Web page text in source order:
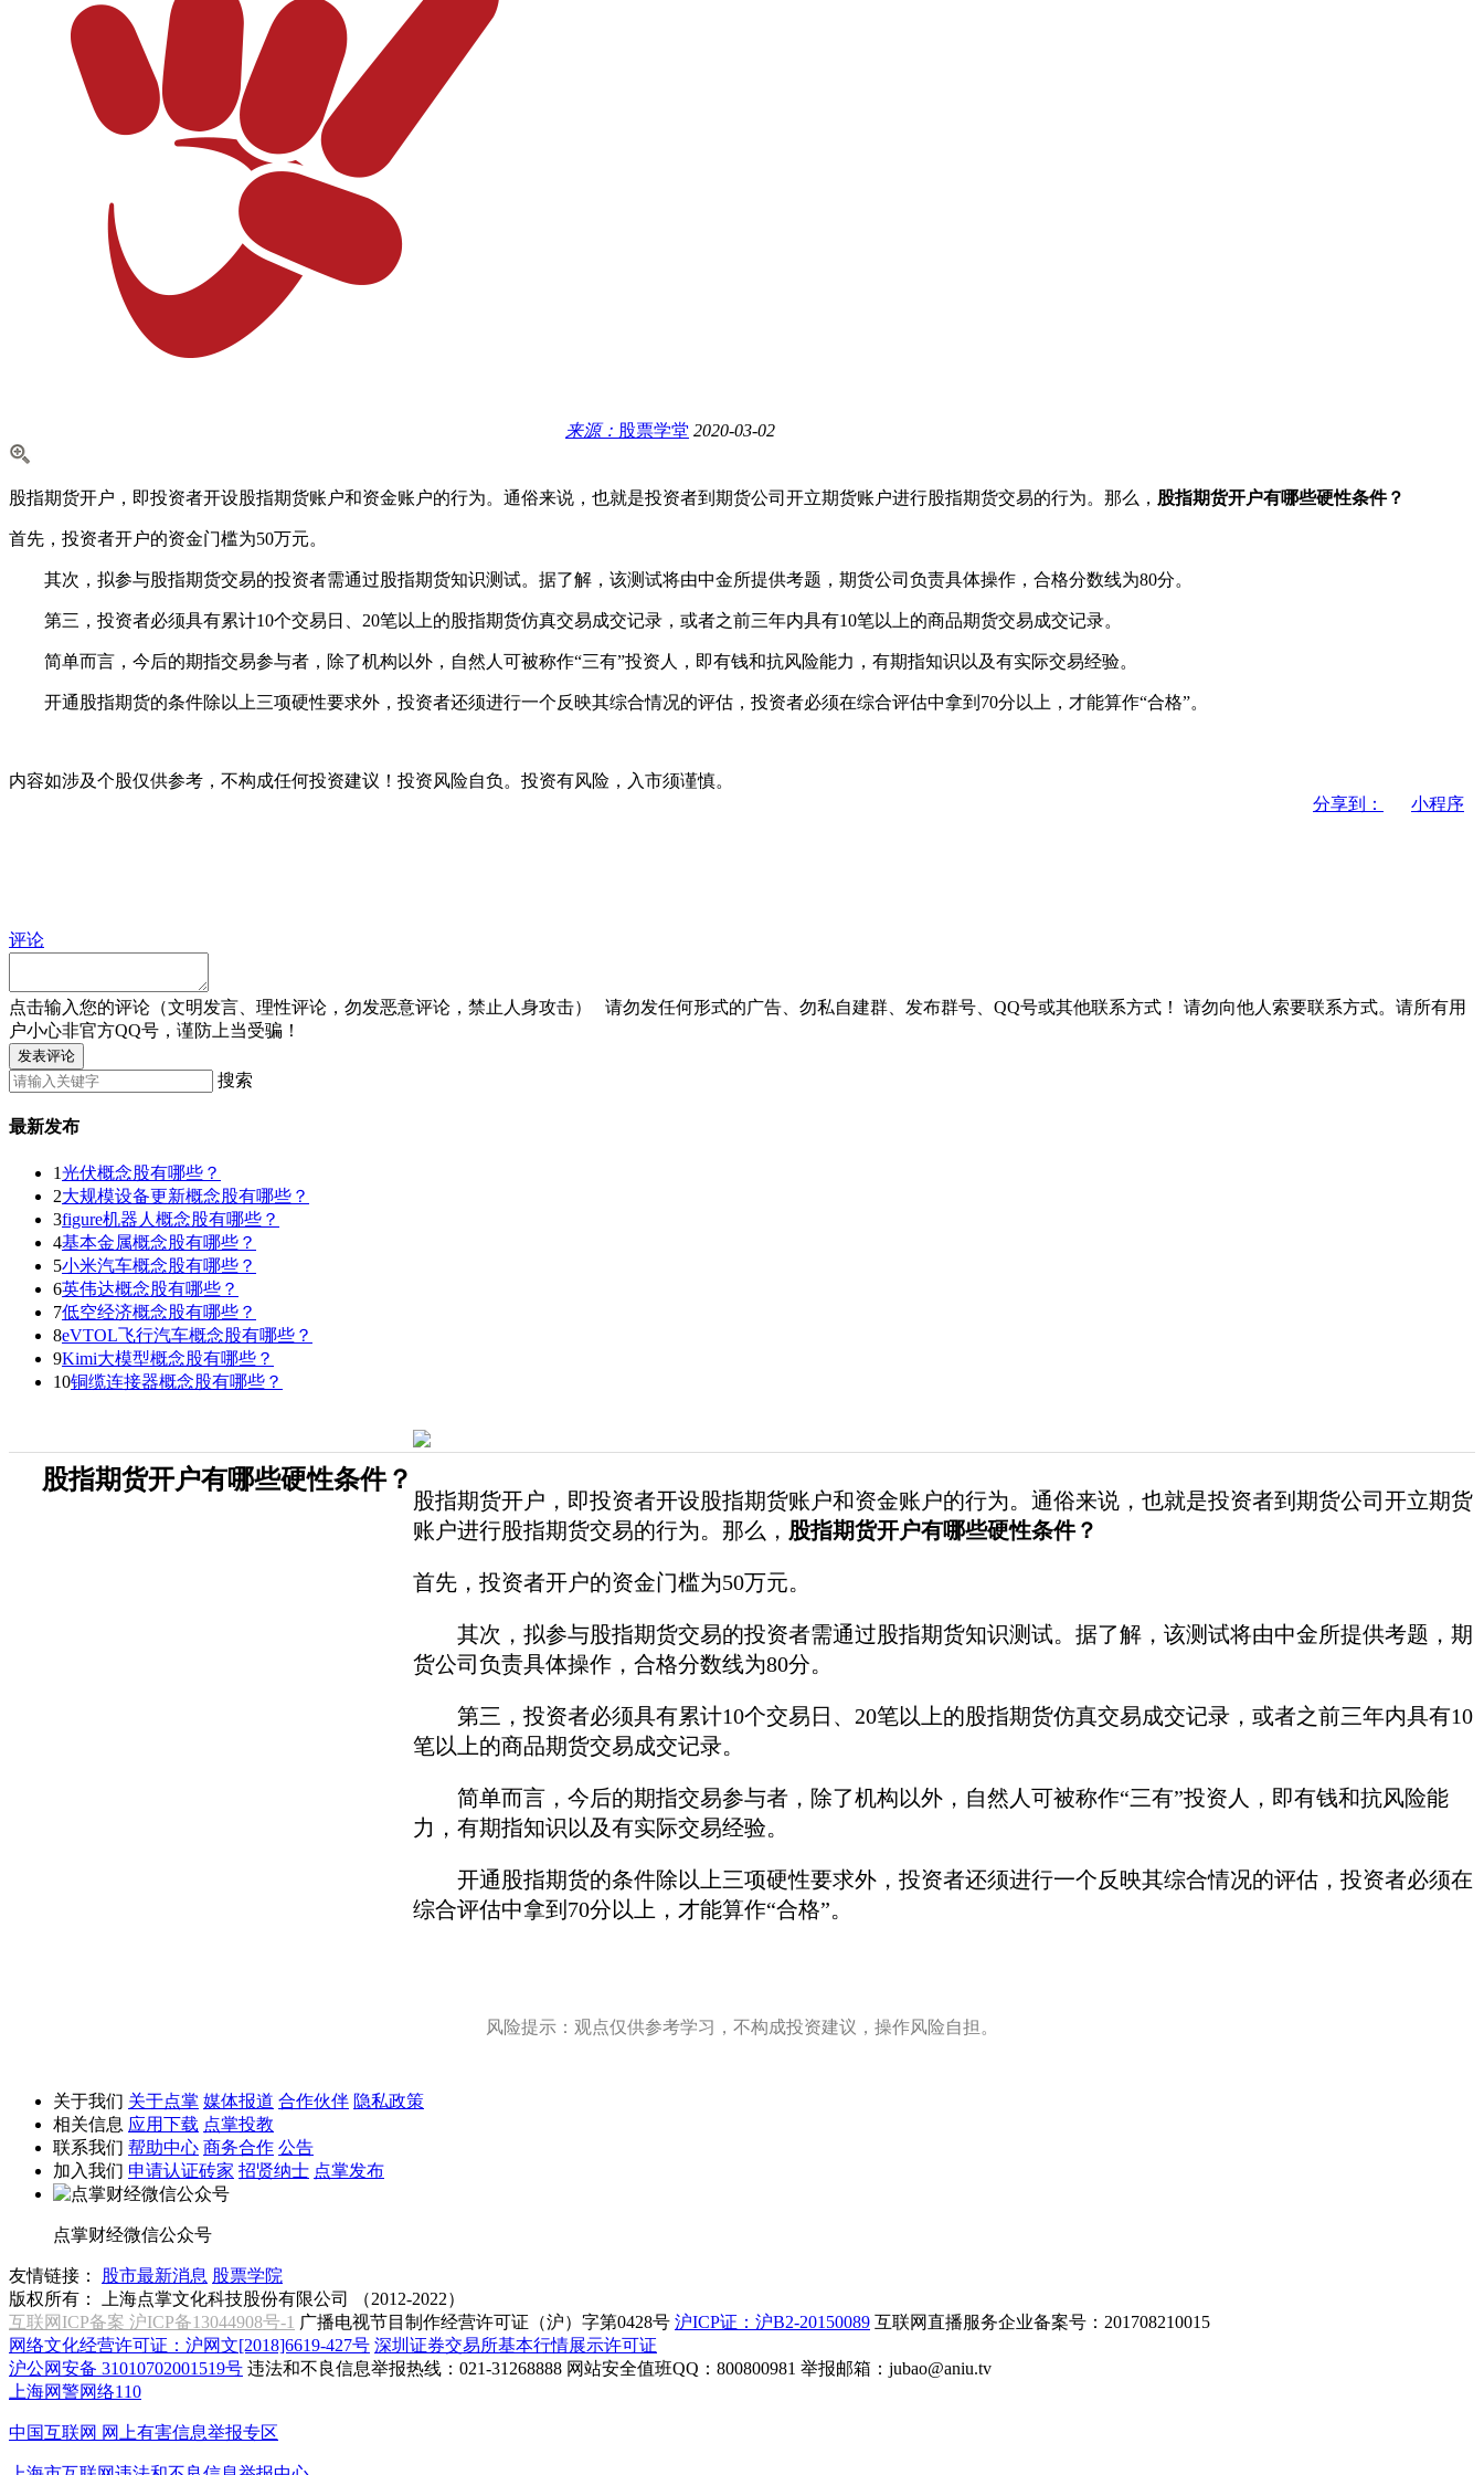
来源： 股票学堂 2020-03-02
股指期货开户，即投资者开设股指期货账户和资金账户的行为。通俗来说，也就是投资者到期货公司开立期货账户进行股指期货交易的行为。那么， 股指期货开户有哪些硬性条件？
首先，投资者开户的资金门槛为50万元。
其次，拟参与股指期货交易的投资者需通过股指期货知识测试。据了解，该测试将由中金所提供考题，期货公司负责具体操作，合格分数线为80分。
第三，投资者必须具有累计10个交易日、20笔以上的股指期货仿真交易成交记录，或者之前三年内具有10笔以上的商品期货交易成交记录。
简单而言，今后的期指交易参与者，除了机构以外，自然人可被称作“三有”投资人，即有钱和抗风险能力，有期指知识以及有实际交易经验。
开通股指期货的条件除以上三项硬性要求外，投资者还须进行一个反映其综合情况的评估，投资者必须在综合评估中拿到70分以上，才能算作“合格”。
内容如涉及个股仅供参考，不构成任何投资建议！投资风险自负。投资有风险，入市须谨慎。
分享到：
小程序
评论
点击输入您的评论（文明发言、理性评论，勿发恶意评论，禁止人身攻击） 请勿发任何形式的广告、勿私自建群、发布群号、QQ号或其他联系方式！
请勿向他人索要联系方式。请所有用
户小心非官方QQ号，谨防上当受骗！
发表评论
搜索
最新发布
1光伏概念股有哪些？
2大规模设备更新概念股有哪些？
3figure机器人概念股有哪些？
4基本金属概念股有哪些？
5小米汽车概念股有哪些？
6英伟达概念股有哪些？
7低空经济概念股有哪些？
8eVTOL飞行汽车概念股有哪些？
9Kimi大模型概念股有哪些？
10铜缆连接器概念股有哪些？
股指期货开户有哪些硬性条件？
股指期货开户，即投资者开设股指期货账户和资金账户的行为。通俗来说，也就是投资者到期货公司开立期货
账户进行股指期货交易的行为。那么， 股指期货开户有哪些硬性条件？
首先，投资者开户的资金门槛为50万元。
其次，拟参与股指期货交易的投资者需通过股指期货知识测试。据了解，该测试将由中金所提供考题，期
货公司负责具体操作，合格分数线为80分。
第三，投资者必须具有累计10个交易日、20笔以上的股指期货仿真交易成交记录，或者之前三年内具有10
笔以上的商品期货交易成交记录。
简单而言，今后的期指交易参与者，除了机构以外，自然人可被称作“三有”投资人，即有钱和抗风险能
力，有期指知识以及有实际交易经验。
开通股指期货的条件除以上三项硬性要求外，投资者还须进行一个反映其综合情况的评估，投资者必须在
综合评估中拿到70分以上，才能算作“合格”。
风险提示：观点仅供参考学习，不构成投资建议，操作风险自担。
关于我们 关于点掌 媒体报道 合作伙伴 隐私政策
相关信息 应用下载 点掌投教
联系我们 帮助中心 商务合作 公告
加入我们 申请认证砖家 招贤纳士 点掌发布
点掌财经微信公众号
友情链接： 股市最新消息 股票学院
版权所有：
上海点掌文化科技股份有限公司 （2012-2022）
互联网ICP备案 沪ICP备13044908号-1 广播电视节目制作经营许可证（沪）字第0428号 沪ICP证：沪B2-20150089 互联网直播服务企业备案号：201708210015
网络文化经营许可证：沪网文[2018]6619-427号 深圳证券交易所基本行情展示许可证
沪公网安备 31010702001519号 违法和不良信息举报热线：021-31268888 网站安全值班QQ：800800981 举报邮箱： jubao@aniu.tv
上海网警网络110
中国互联网 网上有害信息举报专区